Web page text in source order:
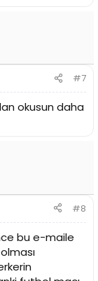
#7
okusun daha
#8
bu e-maile